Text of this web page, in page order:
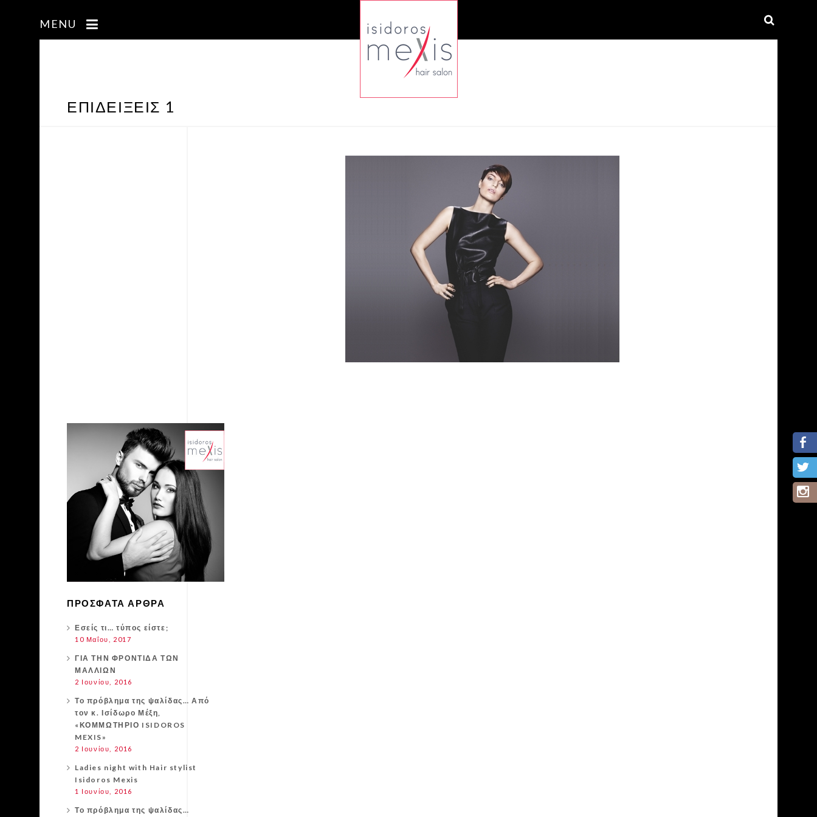
MENU
ΕΠΙΔΕΊΞΕΙΣ 1
ΠΡΌΣΦΑΤΑ ΆΡΘΡΑ
Εσείς τι… τύπος είστε;
10 Μαΐου, 2017
ΓΙΑ ΤΗΝ ΦΡΟΝΤΙΔΑ ΤΩΝ
ΜΑΛΛΙΩΝ
2 Ιουνίου, 2016
Το πρόβλημα της ψαλίδας… Από
τον κ. Ισίδωρο Μέξη,
«ΚΟΜΜΩΤΗΡΙΟ ISIDOROS
MEXIS»
2 Ιουνίου, 2016
Ladies night with Hair stylist
Isidoros Mexis
1 Ιουνίου, 2016
Το πρόβλημα της ψαλίδας…